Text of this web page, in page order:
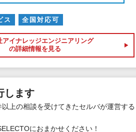
ス 全国対応可
アイナレッジエンジニアリング
の詳細情報を見る
します
上の相談を受けてきたセルバが運営する
におまかせください！